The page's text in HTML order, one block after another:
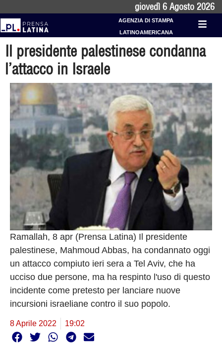
giovedì 6 Agosto 2026
AGENZIA DI STAMPA
LATINOAMERICANA
Il presidente palestinese condanna
l’attacco in Israele
Ramallah, 8 apr (Prensa Latina) Il presidente
palestinese, Mahmoud Abbas, ha condannato oggi
un attacco compiuto ieri sera a Tel Aviv, che ha
ucciso due persone, ma ha respinto l'uso di questo
incidente come pretesto per lanciare nuove
incursioni israeliane contro il suo popolo.
8 Aprile 2022 19:02